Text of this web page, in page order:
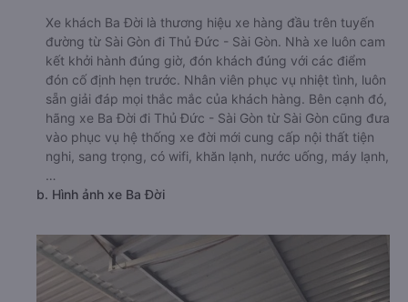
Xe khách Ba Đời là thương hiệu xe hàng đầu trên tuyến
đường từ Sài Gòn đi Thủ Đức - Sài Gòn. Nhà xe luôn cam
kết khởi hành đúng giờ, đón khách đúng với các điểm
đón cố định hẹn trước. Nhân viên phục vụ nhiệt tình, luôn
sẵn giải đáp mọi thắc mắc của khách hàng. Bên cạnh đó,
hãng xe Ba Đời đi Thủ Đức - Sài Gòn từ Sài Gòn cũng đưa
vào phục vụ hệ thống xe đời mới cung cấp nội thất tiện
nghi, sang trọng, có wifi, khăn lạnh, nước uống, máy lạnh,
…
b. Hình ảnh xe Ba Đời